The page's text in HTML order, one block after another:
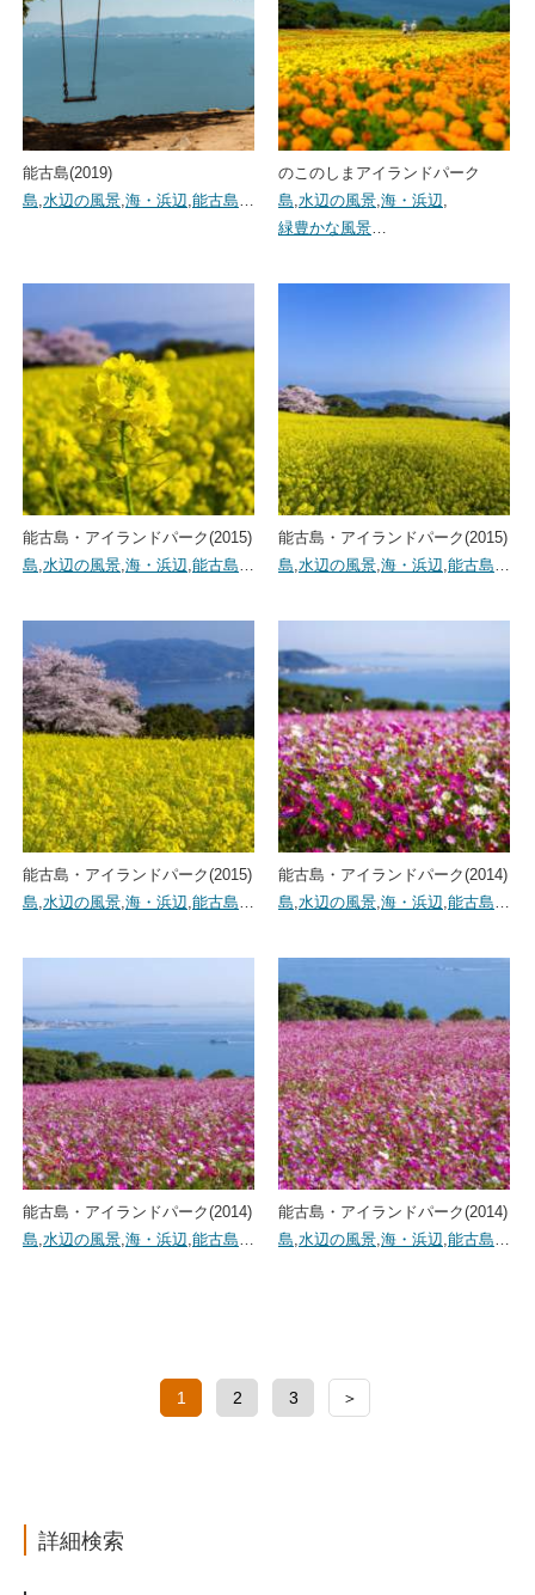
詳細検索
能古島(2019)
島,水辺の風景,海・浜辺,能古島…
のこのしまアイランドパーク
島,水辺の風景,海・浜辺,
緑豊かな風景…
能古島・アイランドパーク(2015)
島,水辺の風景,海・浜辺,能古島…
能古島・アイランドパーク(2015)
島,水辺の風景,海・浜辺,能古島…
能古島・アイランドパーク(2015)
島,水辺の風景,海・浜辺,能古島…
能古島・アイランドパーク(2014)
島,水辺の風景,海・浜辺,能古島…
能古島・アイランドパーク(2014)
島,水辺の風景,海・浜辺,能古島…
能古島・アイランドパーク(2014)
島,水辺の風景,海・浜辺,能古島…
1 2 3 ＞